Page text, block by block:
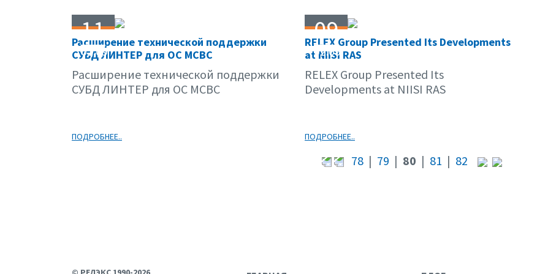
11
02.09
Расширение технической поддержки
СУБД ЛИНТЕР для ОС МСВС
Расширение технической поддержки
СУБД ЛИНТЕР для ОС МСВС
ПОДРОБНЕЕ..
09
02.09
RELEX Group Presented Its Developments
at NIISI RAS
RELEX Group Presented Its
Developments at NIISI RAS
ПОДРОБНЕЕ..
78 | 79 | 80 | 81 | 82